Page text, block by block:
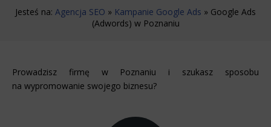
niniejszym formularzu: adres poczty elektronicznej lub numer
telefonu. Przyjmuję do wiadomości, że zgoda udzielona
WeNet Group S.A., WeNet sp. z o.o., WebWave sp. z o.o. w
przetwarzania, którego dokonano na podstawie zgody
przed jej cofnięciem.
Jesteś na: Agencja SEO » Kampanie Google Ads » Google Ads
(Adwords) w Poznaniu
Prowadzisz firmę w Poznaniu i szukasz sposobu
na wypromowanie swojego biznesu?